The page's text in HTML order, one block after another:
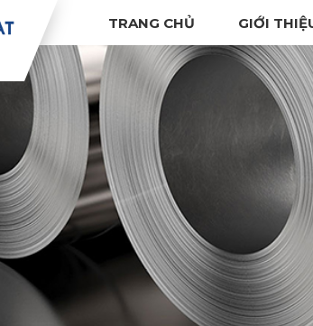
TRANG CHỦ GIỚI